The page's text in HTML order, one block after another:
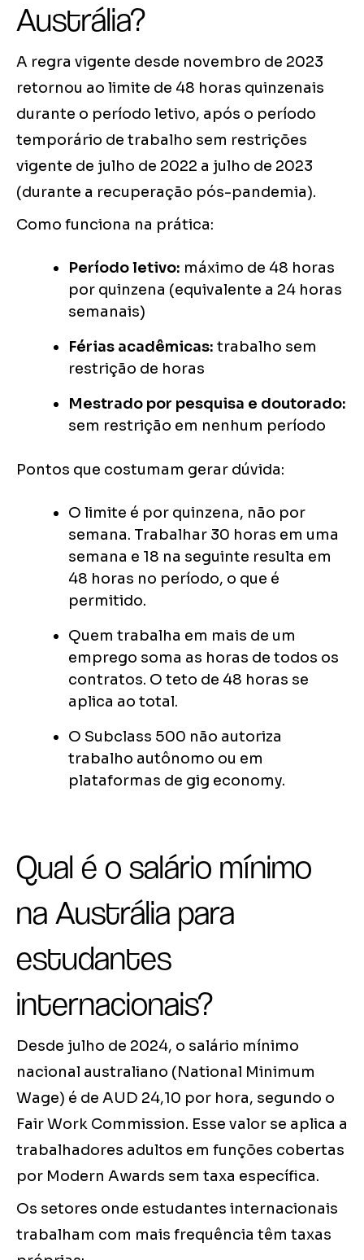
Austrália?
A regra vigente desde novembro de 2023
retornou ao limite de 48 horas quinzenais
durante o período letivo, após o período
temporário de trabalho sem restrições
vigente de julho de 2022 a julho de 2023
(durante a recuperação pós-pandemia).
Como funciona na prática:
Período letivo: máximo de 48 horas
por quinzena (equivalente a 24 horas
semanais)
Férias acadêmicas: trabalho sem
restrição de horas
Mestrado por pesquisa e doutorado:
sem restrição em nenhum período
Pontos que costumam gerar dúvida:
O limite é por quinzena, não por
semana. Trabalhar 30 horas em uma
semana e 18 na seguinte resulta em
48 horas no período, o que é
permitido.
Quem trabalha em mais de um
emprego soma as horas de todos os
contratos. O teto de 48 horas se
aplica ao total.
O Subclass 500 não autoriza
trabalho autônomo ou em
plataformas de gig economy.
Qual é o salário mínimo
na Austrália para
estudantes
internacionais?
Desde julho de 2024, o salário mínimo
nacional australiano (National Minimum
Wage) é de AUD 24,10 por hora, segundo o
Fair Work Commission. Esse valor se aplica a
trabalhadores adultos em funções cobertas
por Modern Awards sem taxa específica.
Os setores onde estudantes internacionais
trabalham com mais frequência têm taxas